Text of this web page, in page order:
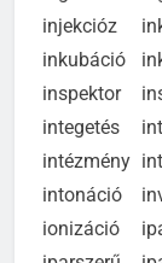
ingerület
injekcióz
inkubáció
inspektor
integetés
intézmény
intonáció
ionizáció